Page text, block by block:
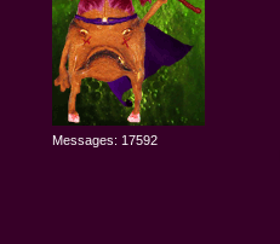
Messages: 17592